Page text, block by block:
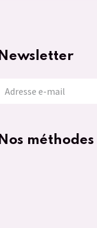
Nos
Newsletter